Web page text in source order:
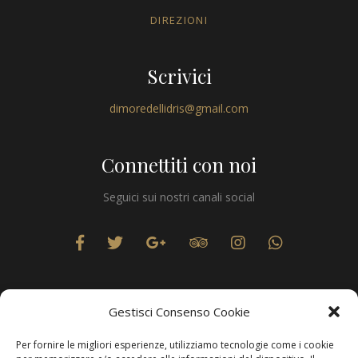
Gestisci Consenso Cookie
Per fornire le migliori esperienze, utilizziamo tecnologie come i cookie
DIREZIONI
Scrivici
dimoredellidris@gmail.com
Connettiti con noi
Seguici sui nostri canali social